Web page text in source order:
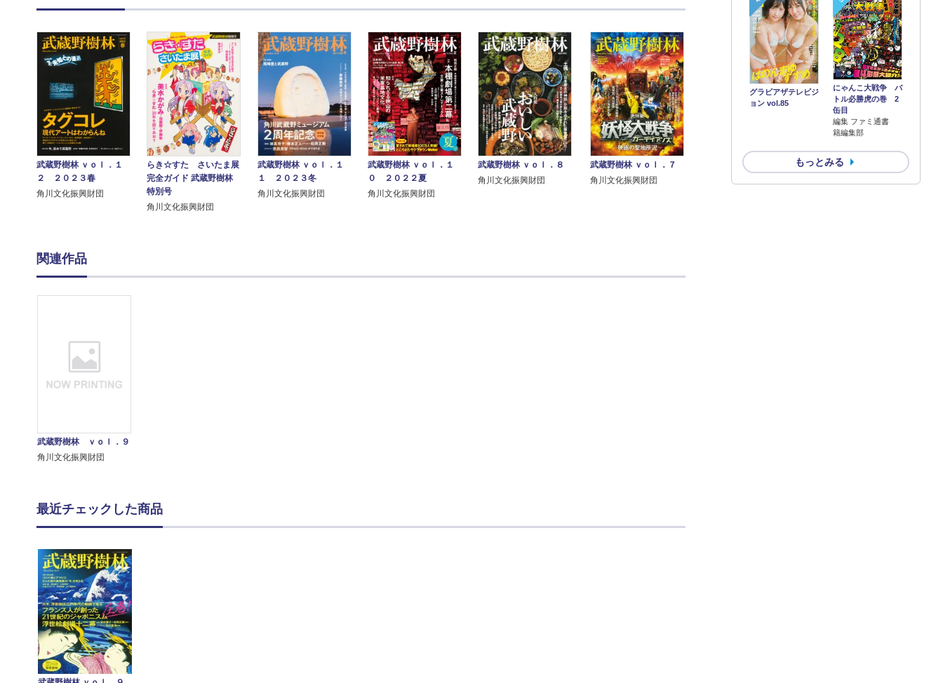
グラビアザテレビジ
ョン vol.85
にゃんこ大戦争 バ
トル必勝虎の巻 2
缶目
編集 ファミ通書
籍編集部
もっとみる
武蔵野樹林 ｖｏｌ．１
２ ２０２３春
角川文化振興財団
らき☆すた さいたま展
完全ガイド 武蔵野樹林
特別号
角川文化振興財団
武蔵野樹林 ｖｏｌ．１
１ ２０２３冬
角川文化振興財団
武蔵野樹林 ｖｏｌ．１
０ ２０２２夏
角川文化振興財団
武蔵野樹林 ｖｏｌ．８
角川文化振興財団
武蔵野樹林 ｖｏｌ．７
角川文化振興財団
関連作品
武蔵野樹林 ｖｏｌ．９
角川文化振興財団
最近チェックした商品